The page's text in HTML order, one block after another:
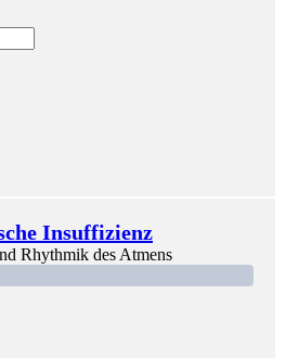
Insuffizienz
Rhythmik des Atmens